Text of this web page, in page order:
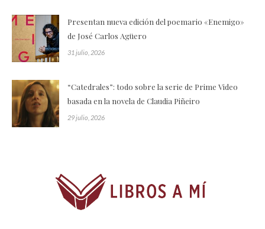
Presentan nueva edición del poemario «Enemigo»
de José Carlos Agüero
31 julio, 2026
“Catedrales”: todo sobre la serie de Prime Video
basada en la novela de Claudia Piñeiro
29 julio, 2026